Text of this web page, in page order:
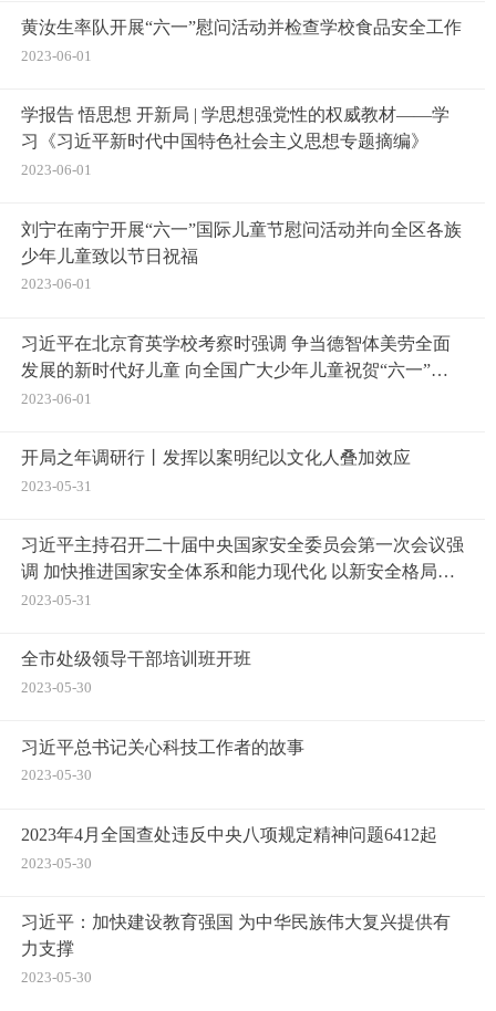
黄汝生率队开展“六一”慰问活动并检查学校食品安全工作
2023-06-01
学报告 悟思想 开新局 | 学思想强党性的权威教材——学
习《习近平新时代中国特色社会主义思想专题摘编》
2023-06-01
刘宁在南宁开展“六一”国际儿童节慰问活动并向全区各族
少年儿童致以节日祝福
2023-06-01
习近平在北京育英学校考察时强调 争当德智体美劳全面
发展的新时代好儿童 向全国广大少年儿童祝贺“六一”国
际儿童节快乐
2023-06-01
开局之年调研行丨发挥以案明纪以文化人叠加效应
2023-05-31
习近平主持召开二十届中央国家安全委员会第一次会议强
调 加快推进国家安全体系和能力现代化 以新安全格局保
障新发展格局
2023-05-31
全市处级领导干部培训班开班
2023-05-30
习近平总书记关心科技工作者的故事
2023-05-30
2023年4月全国查处违反中央八项规定精神问题6412起
2023-05-30
习近平：加快建设教育强国 为中华民族伟大复兴提供有
力支撑
2023-05-30